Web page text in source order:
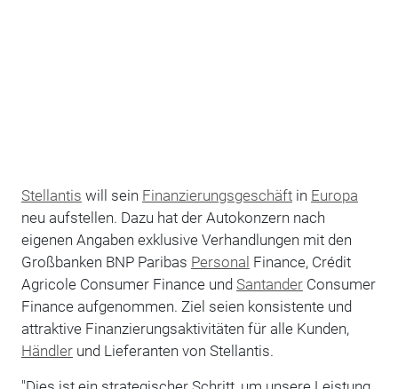
Stellantis will sein Finanzierungsgeschäftin Europa
neu aufstellen. Dazu hat der Autokonzern nach
eigenen Angaben exklusive Verhandlungen mit den
Großbanken BNP Paribas Personal Finance, Crédit
Agricole Consumer Finance und SantanderConsumer
Finance aufgenommen. Ziel seien konsistente und
attraktive Finanzierungsaktivitäten für alle Kunden,
Händlerund Lieferanten von Stellantis.